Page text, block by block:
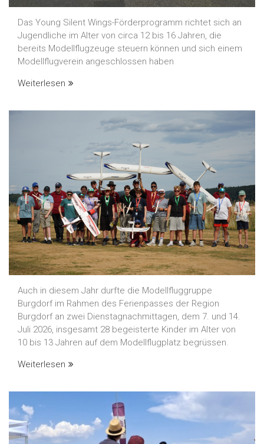
Das Young Silent Wings-Förderprogramm richtet sich an
Jugendliche im Alter von circa 12 bis 16 Jahren, die
bereits Modellflugzeuge steuern können und sich einem
Modellflugverein angeschlossen haben
Weiterlesen
Auch in diesem Jahr durfte die Modellfluggruppe
Burgdorf im Rahmen des Ferienpasses der Region
Burgdorf an zwei Dienstagnachmittagen, dem 7. und 14.
Juli 2026, insgesamt 28 begeisterte Kinder im Alter von
10 bis 13 Jahren auf dem Modellflugplatz begrüssen.
Weiterlesen